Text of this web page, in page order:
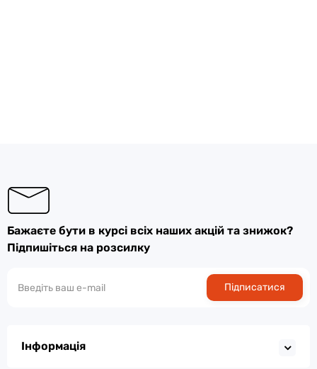
Бажаєте бути в курсі всіх наших акцій та знижок?
Підпишіться на розсилку
Підписатися
Інформація